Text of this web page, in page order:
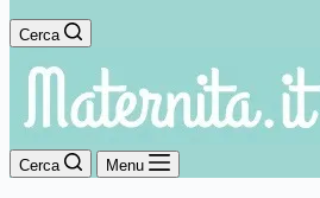
Cerca
Cerca Menu